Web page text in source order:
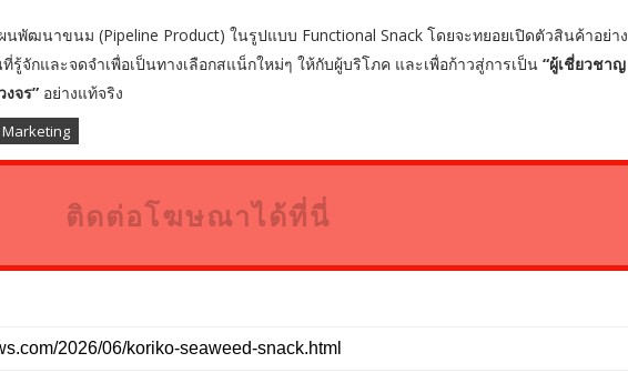
พัฒนาขนม (Pipeline Product) ในรูปแบบ Functional Snack โดยจะทยอยเปิดตัวสินค้าอย่าง
ที่รู้จักและจดจำเพื่อเป็นทางเลือกสแน็กใหม่ๆ ให้กับผู้บริโภค และเพื่อก้าวสู่การเป็น “ผู้เชี่ยวชาญ
จร” อย่างแท้จริง
ติดต่อโฆษณาได้ที่นี่